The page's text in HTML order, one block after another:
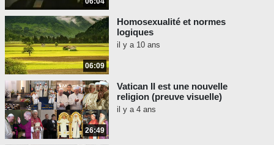
06:09
Homosexualité et normes
logiques
il y a 10 ans
26:49
Vatican II est une nouvelle
religion (preuve visuelle)
il y a 4 ans